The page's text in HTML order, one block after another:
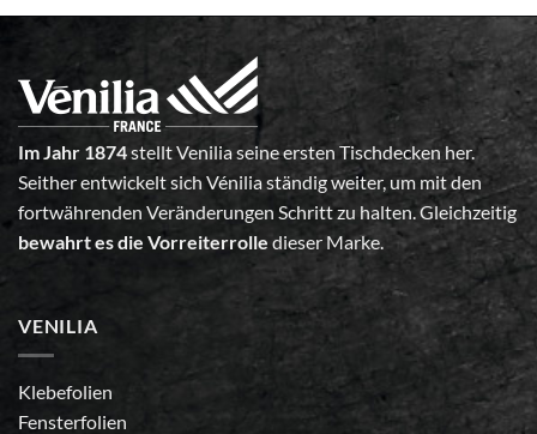
Im Jahr 1874stellt Venilia seine ersten Tischdecken her.
Seither entwickelt sich Vénilia ständig weiter, um mit den
fortwährenden Veränderungen Schritt zu halten. Gleichzeitig
bewahrt es die Vorreiterrolle dieser Marke.
VENILIA
Klebefolien
Fensterfolien